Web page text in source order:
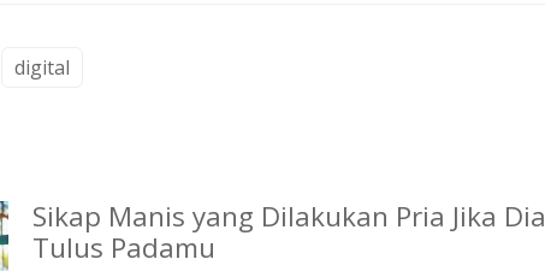
digital
Sikap Manis yang Dilakukan Pria Jika Dia
Tulus Padamu